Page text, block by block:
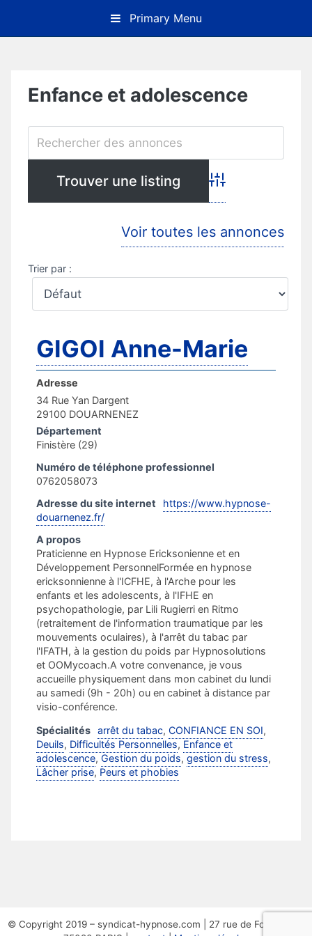
content
Primary Menu
Enfance et adolescence
Advanced Search
Voir toutes les annonces
Trier par :
GIGOI Anne-Marie
Adresse
34 Rue Yan Dargent
29100 DOUARNENEZ
Département
Finistère (29)
Numéro de téléphone professionnel
0762058073
Adresse du site internet
https://www.hypnose-
douarnenez.fr/
A propos
Praticienne en Hypnose Ericksonienne et en
Développement PersonnelFormée en hypnose
ericksonnienne à l'ICFHE, à l'Arche pour les
enfants et les adolescents, à l'IFHE en
psychopathologie, par Lili Rugierri en Ritmo
(retraitement de l'information traumatique par les
mouvements oculaires), à l'arrêt du tabac par
l'IFATH, à la gestion du poids par Hypnosolutions
et OOMycoach.A votre convenance, je vous
accueille physiquement dans mon cabinet du lundi
au samedi (9h - 20h) ou en cabinet à distance par
visio-conférence.
Spécialités arrêt du tabac, CONFIANCE EN SOI,
Deuils, Difficultés Personnelles, Enfance et
adolescence, Gestion du poids, gestion du stress,
Lâcher prise, Peurs et phobies
© Copyright 2019 – syndicat-hypnose.com | 27 rue de Fontarabie,